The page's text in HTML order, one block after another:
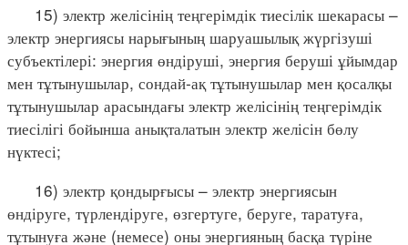
15) электр желісінің теңгерімдік тиесілік шекарасы –
электр энергиясы нарығының шаруашылық жүргізуші
субъектілері: энергия өндіруші, энергия беруші ұйымдар
мен тұтынушылар, сондай-ақ тұтынушылар мен қосалқы
тұтынушылар арасындағы электр желісінің теңгерімдік
тиесілігі бойынша анықталатын электр желісін бөлу
нүктесі;
16) электр қондырғысы – электр энергиясын
өндіруге, түрлендіруге, өзгертуге, беруге, таратуға,
тұтынуға және (немесе) оны энергияның басқа түріне